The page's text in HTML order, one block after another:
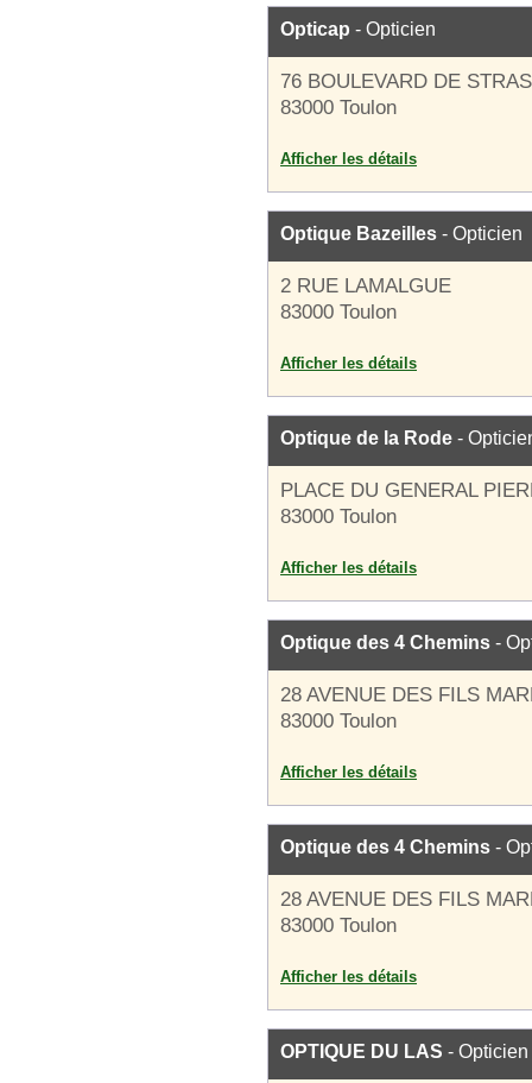
Opticap - Opticien
76 BOULEVARD DE
83000 Toulon
Afficher les détails
Optique Bazeilles - Opticien
2 RUE LAMALGUE
83000 Toulon
Afficher les détails
Optique de la Rode -
PLACE DU GENERAL
83000 Toulon
Afficher les détails
Optique des 4 Chemins -
28 AVENUE DES FILS
83000 Toulon
Afficher les détails
Optique des 4 Chemins -
28 AVENUE DES FILS
83000 Toulon
Afficher les détails
OPTIQUE DU LAS - Opticien